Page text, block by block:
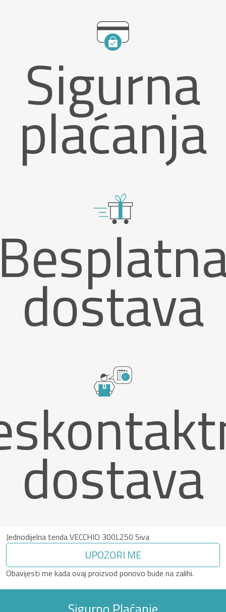
Sigurna
plaćanja
dostava
dostava
Jednodijelna tenda VECCHIO 300L250 Siva
UPOZORI ME
Obavijesti me kada ovaj proizvod ponovo bude na zalihi.